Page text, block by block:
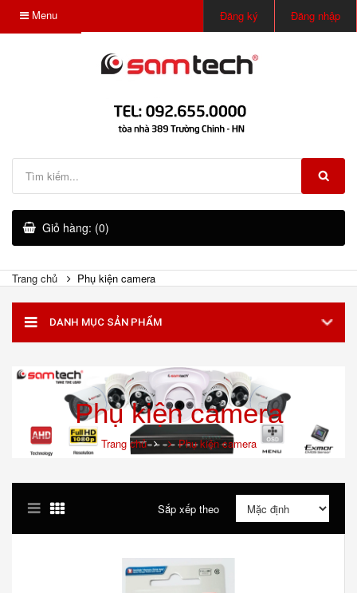
Menu Đăng ký Đăng nhập
Giỏ hàng: (0)
Trang chủ Phụ kiện camera
DANH MỤC SẢN PHẨM
Phụ kiện camera
Trang chủ Phụ kiện camera
Sắp xếp theo